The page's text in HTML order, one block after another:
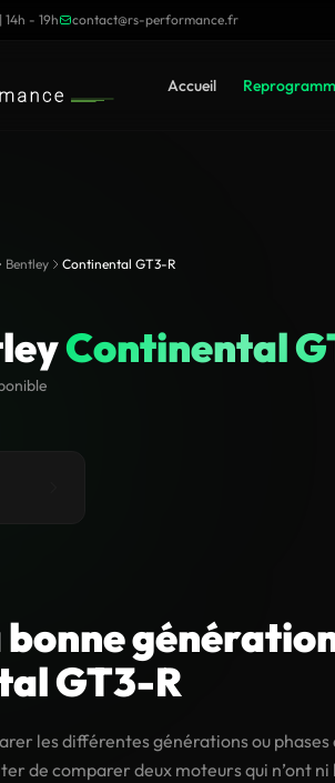
- 19h contact@rs-performance.fr
Accueil
Bentley Continental GT3-R
Continental
GT3-R
les différentes générations ou
de comparer deux moteurs qui n’ont